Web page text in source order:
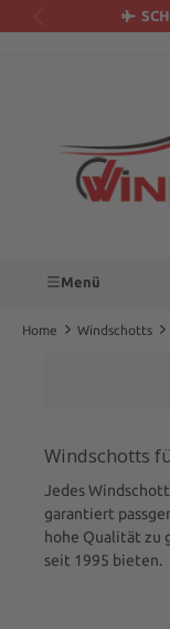
Menü
Home Windschotts
Windschotts
Jedes
garantiert
hohe Qualität zu
seit 1995 bieten.